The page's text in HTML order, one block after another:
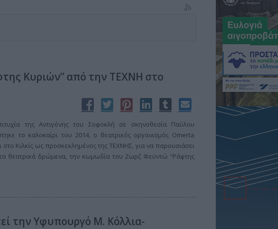
Κυριών” από την ΤΕΧΝΗ στο
της Αντιγόνης του Σοφοκλή σε σκηνοθεσία Παύλου
το καλοκαίρι του 2014, ο θεατρικός οργανισμός Omerta
στο Κιλκίς ως προσκεκλημένος της ΤΕΧΝΗΣ, για να παρουσιάσει
θεατρικά δρώμενα, την κωμωδία του Ζωρζ Φεϋντώ “Ράφτης
την Υφυπουργό Μ. Κόλλια-